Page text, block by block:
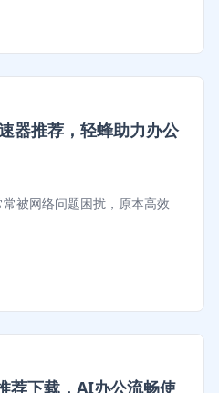
器推荐，轻蜂助力办公
被网络问题困扰，原本高效
荐下载，AI办公流畅使